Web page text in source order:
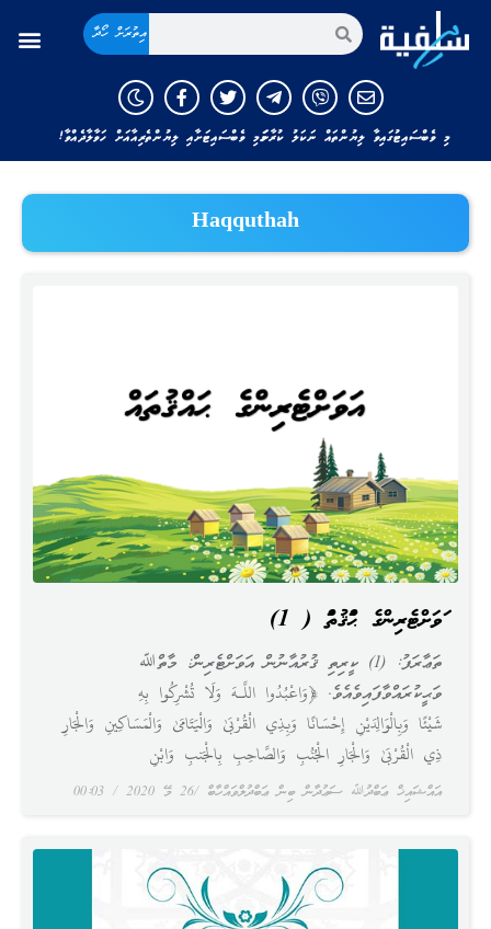
އިތުރަށް ހޯދާ
މި ވެބްސައިޓުގައިވާ ލިޔުންތައް ނަކަލު ކުރާނަމަ މި ވެބްސައިޓަށާއި ލިޔުންތެރިއާއަށް ހަވާލާދެއްވާ!
Haqquthah
އަވަށްޓެރިންގެ ޙައްޤުތައް ( 1)
އައްޝައިޚް ޢަބްދުﷲ ސަޢުދާން ބިން ޢަބްދުލްވައްހާބް 26 މޭ 2020
ތަޢާރަފު: (1) ކީރިތި ޤުރުއާނުން އަވަށްޓެރިން: މާތްﷲ
ވަޙީކުރައްވާފައިވެއެވެ. ﴿وَاعْبُدُوا اللَّـهَ وَلَا تُشْرِكُوا بِهِ
شَيْئًا وَبِالْوَالِدَيْنِ إِحْسَانًا وَبِذِي الْقُرْبَىٰ وَالْيَتَامَىٰ وَالْمَسَاكِينِ وَالْجَارِ
ذِي الْقُرْبَىٰ وَالْجَارِ الْجُنُبِ وَالصَّاحِبِ بِالْجَنبِ وَابْنِ